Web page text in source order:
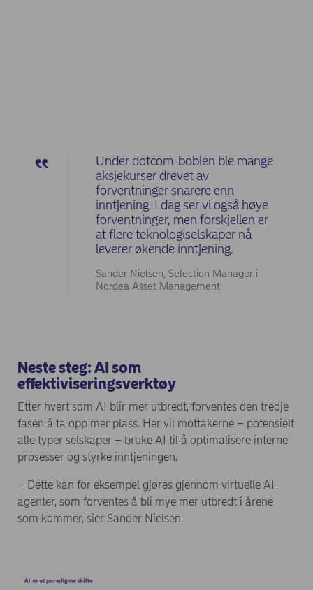
Under dotcom-boblen ble mange
aksjekurser drevet av
forventninger snarere enn
inntjening. I dag ser vi også høye
forventninger, men forskjellen er
at flere teknologiselskaper nå
leverer økende inntjening.
Sander Nielsen, Selection Manager i
Nordea Asset Management
Neste steg: AI som
effektiviseringsverktøy
Etter hvert som AI blir mer utbredt, forventes den tredje
fasen å ta opp mer plass. Her vil mottakerne – potensielt
alle typer selskaper – bruke AI til å optimalisere interne
prosesser og styrke inntjeningen.
– Dette kan for eksempel gjøres gjennom virtuelle AI-
agenter, som forventes å bli mye mer utbredt i årene
som kommer, sier Sander Nielsen.